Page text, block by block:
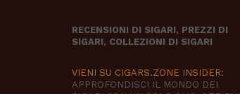
RECENSIONI DI SIGARI, PREZZI DI
SIGARI, COLLEZIONI DI SIGARI
VIENI SU CIGARS.ZONE INSIDER:
APPROFONDISCI IL MONDO DEI